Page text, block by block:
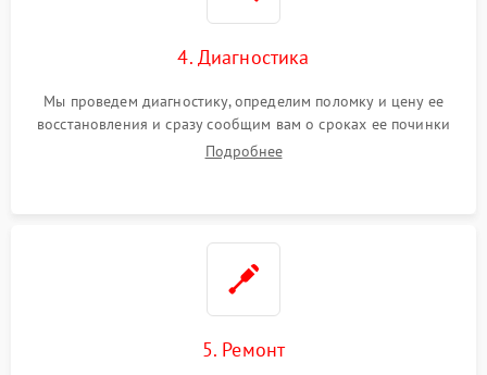
4. Диагностика
Мы проведем диагностику, определим поломку и цену ее
восстановления и сразу сообщим вам о сроках ее починки
Подробнее
5. Ремонт